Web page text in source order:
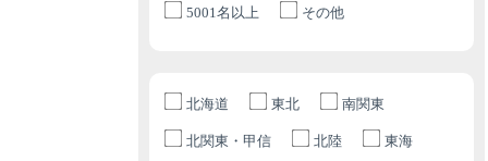
5001名以上 その他
北海道 東北 南関東
北関東・甲信 北陸 東海